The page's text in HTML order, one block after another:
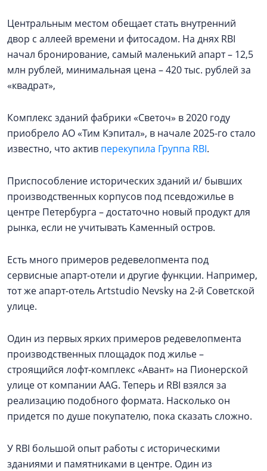
Центральным местом обещает стать внутренний
двор с аллеей времени и фитосадом. На днях RBI
начал бронирование, самый маленький апарт – 12,5
млн рублей, минимальная цена – 420 тыс. рублей за
«квадрат»,
Комплекс зданий фабрики «Светоч» в 2020 году
приобрело АО «Тим Кэпитал», в начале 2025-го стало
известно, что актив перекупила Группа RBI.
Приспособление исторических зданий и/ бывших
производственных корпусов под псевдожилье в
центре Петербурга – достаточно новый продукт для
рынка, если не учитывать Каменный остров.
Есть много примеров редевелопмента под
сервисные апарт-отели и другие функции. Например,
тот же апарт-отель Artstudio Nevsky на 2-й Советской
улице.
Один из первых ярких примеров редевелопмента
производственных площадок под жилье –
строящийся лофт-комплекс «Авант» на Пионерской
улице от компании AAG. Теперь и RBI взялся за
реализацию подобного формата. Насколько он
придется по душе покупателю, пока сказать сложно.
У RBI большой опыт работы с историческими
зданиями и памятниками в центре. Один из